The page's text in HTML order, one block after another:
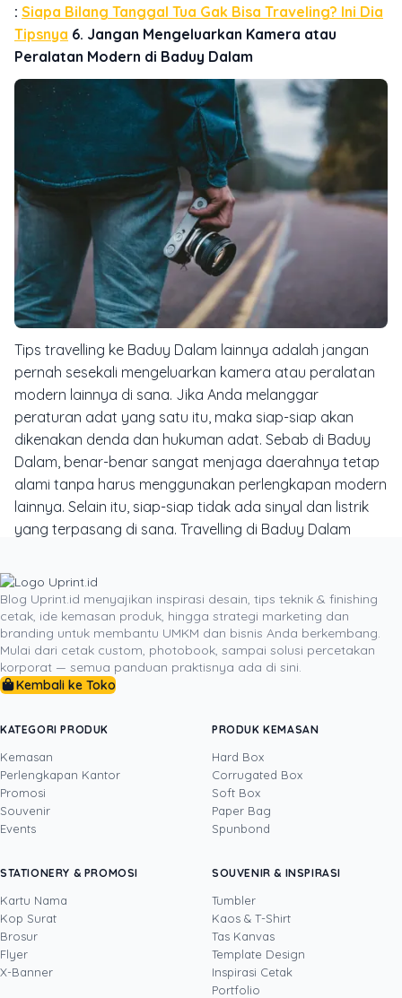
: Siapa Bilang Tanggal Tua Gak Bisa Traveling? Ini Dia
Tipsnya 6. Jangan Mengeluarkan Kamera atau
Peralatan Modern di Baduy Dalam
Tips travelling ke Baduy Dalam lainnya adalah jangan
pernah sesekali mengeluarkan kamera atau peralatan
modern lainnya di sana. Jika Anda melanggar
peraturan adat yang satu itu, maka siap-siap akan
dikenakan denda dan hukuman adat. Sebab di Baduy
Dalam, benar-benar sangat menjaga daerahnya tetap
alami tanpa harus menggunakan perlengkapan modern
lainnya. Selain itu, siap-siap tidak ada sinyal dan listrik
yang terpasang di sana. Travelling di Baduy Dalam
hiruk pikuk kota atau merasakan hidup sederhana
tanpa aliran listrik. Itulah tips travelling ke Baduy Dalam
yang perlu Anda ketahui sebelum memutuskan untuk
berjalan ke sana. Pastikan Anda mematuhi semua
peraturan yang berlaku dari kepala adat di desa
tersebut. Selain itu, jagalah kebersihan lingkungan demi
atau traveler yang merusak semua keindahan tersebut.
DITULIS OLEH
Video Editor yang berfokus pada pembuatan
konten digital kreatif untuk media sosial dan
kebutuhan pemasaran. Di Uprint.id, ia
memproduksi video, fotografi produk, dan
konten visual seputar dunia percetakan, mulai
dari kemasan, stiker, dan banner hingga
merchandise, sambil terus mengembangkan
Blog Uprint.id menyajikan inspirasi desain, tips teknik & finishing
cetak, ide kemasan produk, hingga strategi marketing dan
branding untuk membantu UMKM dan bisnis Anda berkembang.
Mulai dari cetak custom, photobook, sampai solusi percetakan
korporat — semua panduan praktisnya ada di sini.
Kembali ke Toko
KATEGORI PRODUK
Kemasan
Perlengkapan Kantor
Promosi
Souvenir
Events
PRODUK KEMASAN
Hard Box
Corrugated Box
Soft Box
Paper Bag
Spunbond
STATIONERY & PROMOSI
Kartu Nama
Kop Surat
Brosur
Flyer
X-Banner
SOUVENIR & INSPIRASI
Tumbler
Kaos & T-Shirt
Tas Kanvas
Template Design
Inspirasi Cetak
Portfolio